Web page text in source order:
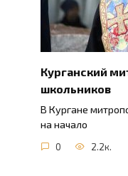
Курганский
школьников
В Кургане
на начало
0 2.2к.